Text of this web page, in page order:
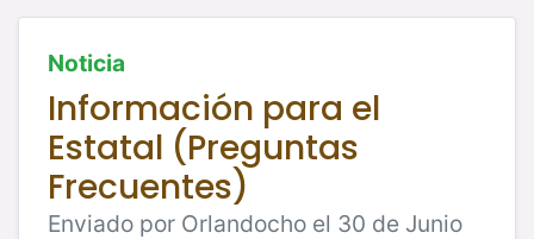
Noticia
Información para el
Estatal (Preguntas
Frecuentes)
Enviado por Orlandocho el 30 de Junio